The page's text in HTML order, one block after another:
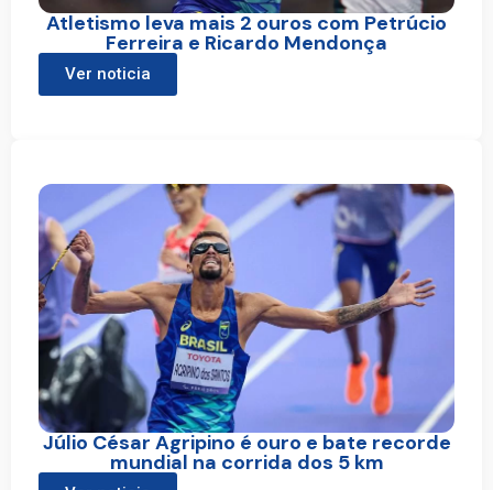
Atletismo leva mais 2 ouros com Petrúcio
Ferreira e Ricardo Mendonça
Ver noticia
Júlio César Agripino é ouro e bate recorde
mundial na corrida dos 5 km